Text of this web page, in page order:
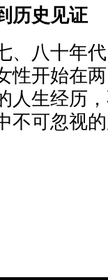
历史见证
、八十年
性开始在
人生经历
不可忽视